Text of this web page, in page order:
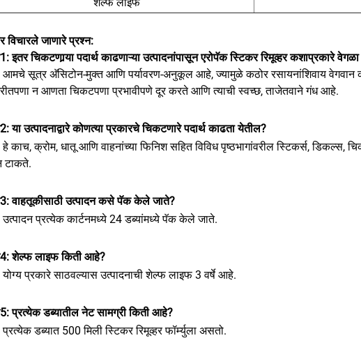
विचारले जाणारे प्रश्न:
इतर चिकटणार्‍या पदार्थ काढणाऱ्या उत्पादनांपासून एरोपॅक स्टिकर रिमूव्हर कशाप्रकारे
आमचे सूत्र अ‍ॅसिटोन-मुक्त आणि पर्यावरण-अनुकूल आहे, ज्यामुळे कठोर रसायनांशिवाय वेगवान
न आणता चिकटपणा प्रभावीपणे दूर करते आणि त्याची स्वच्छ, ताजेतवाने गंध आहे.
या उत्पादनाद्वारे कोणत्या प्रकारचे चिकटणारे पदार्थ काढता येतील?
हे काच, क्रोम, धातू आणि वाहनांच्या फिनिश सहित विविध पृष्ठभागांवरील स्टिकर्स,
टाकते.
वाहतूकीसाठी उत्पादन कसे पॅक केले जाते?
उत्पादन प्रत्येक कार्टनमध्ये 24 डब्यांमध्ये पॅक केले जाते.
शेल्फ लाइफ किती आहे?
योग्य प्रकारे साठवल्यास उत्पादनाची शेल्फ लाइफ 3 वर्षे आहे.
प्रत्येक डब्यातील नेट सामग्री किती आहे?
प्रत्येक डब्यात 500 मिली स्टिकर रिमूव्हर फॉर्म्युला असतो.